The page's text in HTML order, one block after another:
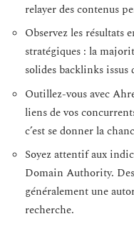
relayer des contenus
Observez les résultats
stratégiques : la
solides backlinks issus
Outillez-vous avec
liens de vos
c’est se donner la
Soyez attentif aux
Domain Authority.
généralement une
recherche.